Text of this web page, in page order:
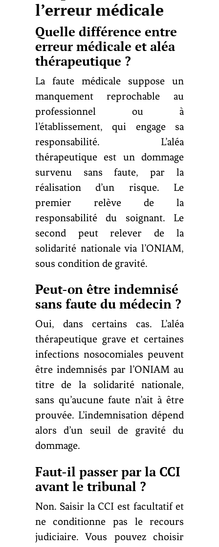
l’erreur médicale
Quelle différence entre
erreur médicale et aléa
thérapeutique ?
La faute médicale suppose un
manquement reprochable au
professionnel ou à
l’établissement, qui engage sa
responsabilité. L’aléa
thérapeutique est un dommage
survenu sans faute, par la
réalisation d’un risque. Le
premier relève de la
responsabilité du soignant. Le
second peut relever de la
solidarité nationale via l’ONIAM,
sous condition de gravité.
Peut-on être indemnisé
sans faute du médecin ?
Oui, dans certains cas. L’aléa
thérapeutique grave et certaines
infections nosocomiales peuvent
être indemnisés par l’ONIAM au
titre de la solidarité nationale,
sans qu’aucune faute n’ait à être
prouvée. L’indemnisation dépend
alors d’un seuil de gravité du
dommage.
Faut-il passer par la CCI
avant le tribunal ?
Non. Saisir la CCI est facultatif et
ne conditionne pas le recours
judiciaire. Vous pouvez choisir